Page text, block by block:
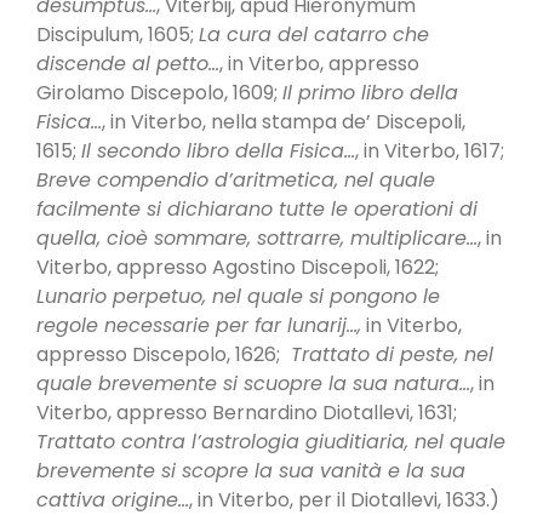
Discipulum, 1605; La cura del catarro che
discende al petto…, in Viterbo, appresso
Girolamo Discepolo, 1609; Il primo libro della
Fisica…, in Viterbo, nella stampa de’ Discepoli,
1615; Il secondo libro della Fisica…, in Viterbo, 1617;
Breve compendio d’aritmetica, nel quale
facilmente si dichiarano tutte le operationi di
quella, cioè sommare, sottrarre, multiplicare…, in
Viterbo, appresso Agostino Discepoli, 1622;
Lunario perpetuo, nel quale si pongono le
regole necessarie per far lunarij…, in Viterbo,
appresso Discepolo, 1626; Trattato di peste, nel
quale brevemente si scuopre la sua natura…, in
Viterbo, appresso Bernardino Diotallevi, 1631;
Trattato contra l’astrologia giuditiaria, nel quale
brevemente si scopre la sua vanità e la sua
cattiva origine…, in Viterbo, per il Diotallevi, 1633.)